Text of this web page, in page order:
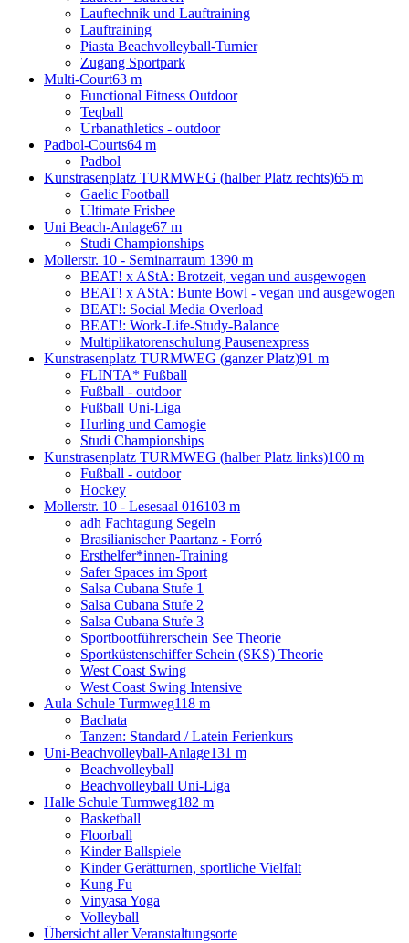
Lauftechnik und Lauftraining
Lauftraining
Piasta Beachvolleyball-Turnier
Zugang Sportpark
Multi-Court63 m
Functional Fitness Outdoor
Teqball
Urbanathletics - outdoor
Padbol-Courts64 m
Padbol
Kunstrasenplatz TURMWEG (halber Platz rechts)65 m
Gaelic Football
Ultimate Frisbee
Uni Beach-Anlage67 m
Studi Championships
Mollerstr. 10 - Seminarraum 1390 m
BEAT! x AStA: Brotzeit, vegan und ausgewogen
BEAT! x AStA: Bunte Bowl - vegan und ausgewogen
BEAT!: Social Media Overload
BEAT!: Work-Life-Study-Balance
Multiplikatorenschulung Pausenexpress
Kunstrasenplatz TURMWEG (ganzer Platz)91 m
FLINTA* Fußball
Fußball - outdoor
Fußball Uni-Liga
Hurling und Camogie
Studi Championships
Kunstrasenplatz TURMWEG (halber Platz links)100 m
Fußball - outdoor
Hockey
Mollerstr. 10 - Lesesaal 016103 m
adh Fachtagung Segeln
Brasilianischer Paartanz - Forró
Ersthelfer*innen-Training
Safer Spaces im Sport
Salsa Cubana Stufe 1
Salsa Cubana Stufe 2
Salsa Cubana Stufe 3
Sportbootführerschein See Theorie
Sportküstenschiffer Schein (SKS) Theorie
West Coast Swing
West Coast Swing Intensive
Aula Schule Turmweg118 m
Bachata
Tanzen: Standard / Latein Ferienkurs
Uni-Beachvolleyball-Anlage131 m
Beachvolleyball
Beachvolleyball Uni-Liga
Halle Schule Turmweg182 m
Basketball
Floorball
Kinder Ballspiele
Kinder Gerätturnen, sportliche Vielfalt
Kung Fu
Vinyasa Yoga
Volleyball
Übersicht aller Veranstaltungsorte